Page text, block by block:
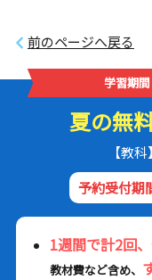
前のページへ戻る
学習期
夏の無
【教
予約受付期
1週間で計2回
教材費など含め、